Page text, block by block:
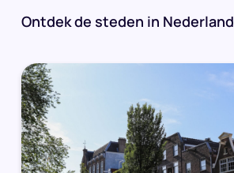
Ontdek de steden in Nederland